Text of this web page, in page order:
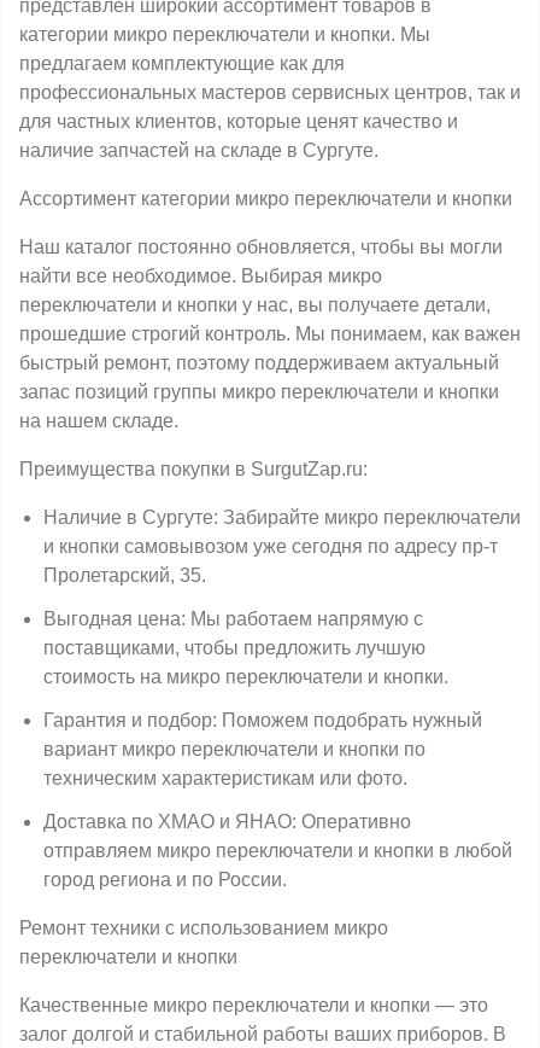
представлен широкий ассортимент товаров в
категории микро переключатели и кнопки. Мы
предлагаем комплектующие как для
профессиональных мастеров сервисных центров, так и
для частных клиентов, которые ценят качество и
наличие запчастей на складе в Сургуте.
Ассортимент категории микро переключатели и кнопки
Наш каталог постоянно обновляется, чтобы вы могли
найти все необходимое. Выбирая микро
переключатели и кнопки у нас, вы получаете детали,
прошедшие строгий контроль. Мы понимаем, как важен
быстрый ремонт, поэтому поддерживаем актуальный
запас позиций группы микро переключатели и кнопки
на нашем складе.
Преимущества покупки в SurgutZap.ru:
Наличие в Сургуте: Забирайте микро переключатели
и кнопки самовывозом уже сегодня по адресу пр-т
Пролетарский, 35.
Выгодная цена: Мы работаем напрямую с
поставщиками, чтобы предложить лучшую
стоимость на микро переключатели и кнопки.
Гарантия и подбор: Поможем подобрать нужный
вариант микро переключатели и кнопки по
техническим характеристикам или фото.
Доставка по ХМАО и ЯНАО: Оперативно
отправляем микро переключатели и кнопки в любой
город региона и по России.
Ремонт техники с использованием микро
переключатели и кнопки
Качественные микро переключатели и кнопки — это
залог долгой и стабильной работы ваших приборов. В